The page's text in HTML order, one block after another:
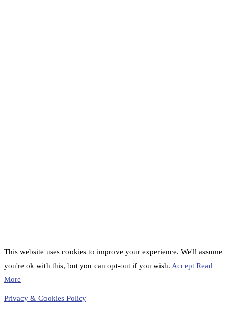
This website uses cookies to improve your experience. We'll assume
you're ok with this, but you can opt-out if you wish. Accept Read
More
Privacy & Cookies Policy